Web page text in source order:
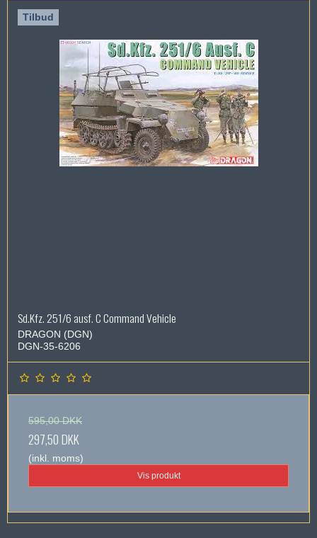
Tilbud
Sd.Kfz. 251/6 ausf. C Command Vehicle
DRAGON (DGN)
DGN-35-6206
595,00 DKK
297,50 DKK
(inkl. moms)
Vis produkt